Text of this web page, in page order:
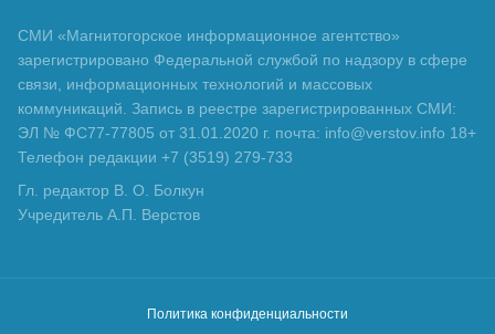
СМИ «Магнитогорское информационное агентство»
зарегистрировано Федеральной службой по надзору в сфере
связи, информационных технологий и массовых
коммуникаций. Запись в реестре зарегистрированных СМИ:
ЭЛ № ФС77-77805 от 31.01.2020 г. почта: info@verstov.info 18+
Телефон редакции +7 (3519) 279-733
Гл. редактор В. О. Болкун
Учредитель А.П. Верстов
Политика конфиденциальности